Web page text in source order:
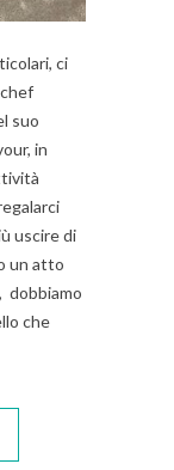
ci
suo
in
uscire di
un atto
dobbiamo
che